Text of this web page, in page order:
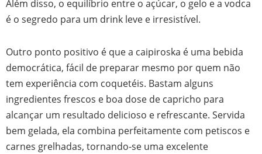
Além disso, o equilíbrio entre o açúcar, o gelo e a vodca
é o segredo para um drink leve e irresistível.
Outro ponto positivo é que a caipiroska é uma bebida
democrática, fácil de preparar mesmo por quem não
tem experiência com coquetéis. Bastam alguns
ingredientes frescos e boa dose de capricho para
alcançar um resultado delicioso e refrescante. Servida
bem gelada, ela combina perfeitamente com petiscos e
carnes grelhadas, tornando-se uma excelente